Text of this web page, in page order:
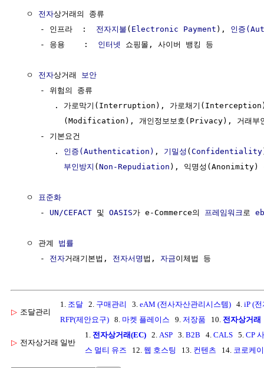
  ㅇ
전자상거래의 종류
     - 인프라  :
전자지불 ( Electronic Payment ), 인증
     - 응용    :
인터넷 쇼핑몰, 사이버 뱅킹 등
  ㅇ
전자상거래
보안
     - 위험의 종류
. 가로막기(Interruption), 가로채기
(Modification), 개인정보보호(Privacy), 거래부
     - 기본요건
        .
인증(Authentication) , 기밀성 (Confidentiality
부인방지 (Non-Repudiation ), 익명성(Anonimity)
  ㅇ
표준화
     -
UN/CEFACT 및 OASIS가 e-Commerce의 프레임워크 로
  ㅇ 관계
법률
     -
전자거래기본법, 전자서명 법, 자금
▷ 조달관리
1. 조달 2. 구매관리 3. eAM (전사자산관리시스템) 4. iP (
RFP(제안요구) 8. 마켓 플레이스 9. 저장품 10. 전자상거래
▷ 전자상거래 일반
1. 전자상거래(EC) 2. ASP 3. B2B 4. CALS 5. CP
스 멀티 유즈 12. 웹 호스팅 13. 컨텐츠 14. 코로케